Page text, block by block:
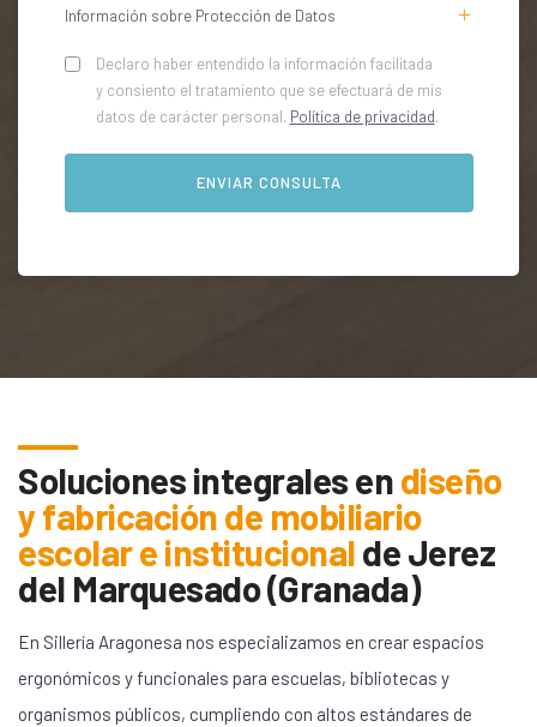
Información sobre Protección de Datos
Declaro haber entendido la información facilitada
y consiento el tratamiento que se efectuará de mis
datos de carácter personal. Política de privacidad.
Soluciones integrales endiseño
y fabricación de mobiliario
escolar e institucionaldeJerez
del Marquesado (Granada)
En Sillería Aragonesa nos especializamos en crear espacios
ergonómicos y funcionales para escuelas, bibliotecas y
organismos públicos, cumpliendo con altos estándares de